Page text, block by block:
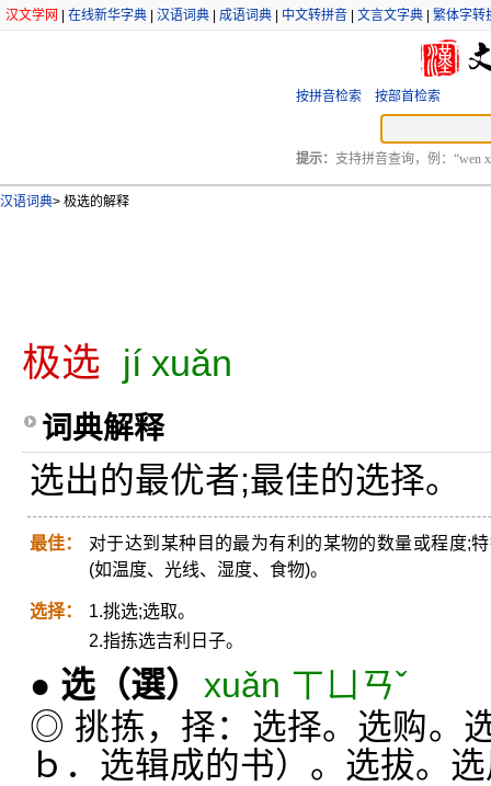
汉文学网 在线新华字典 汉语词典 成语词典 中文转拼音 文言文字典 繁体字转
按拼音检索 按部首检索
提示： 支持拼音查询，例：“wen
汉语词典> 极选的解释
极选 jí xuǎn
词典解释
选出的最优者;最佳的选择。
最佳：
对于达到某种目的最为有利的某物的数量或程度;
(如温度、光线、湿度、食物)。
选择：
1.挑选;选取。
2.指拣选吉利日子。
● 选 （選） xuǎn ㄒㄩㄢˇ
◎ 挑拣，择：选择。选购。
ｂ．选辑成的书）。选拔。